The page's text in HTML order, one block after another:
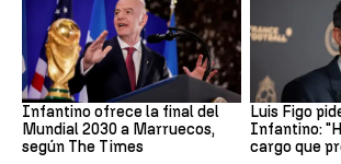
Mundial 2030
Infantino ofrece la final del
Mundial 2030 a Marruecos,
según The Times
FIFA
Luis Figo
Infantino:
cargo que